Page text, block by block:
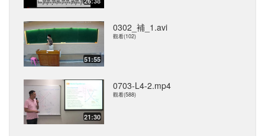
51:55
0302_補_1.avi
觀看(102)
21:30
0703-L4-2.mp4
觀看(588)